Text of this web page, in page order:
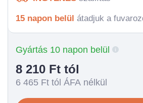
15 napon belül átadjuk a
Gyártás 10 napon belül
8 210 Ft tól
6 465 Ft tól ÁFA nélkül